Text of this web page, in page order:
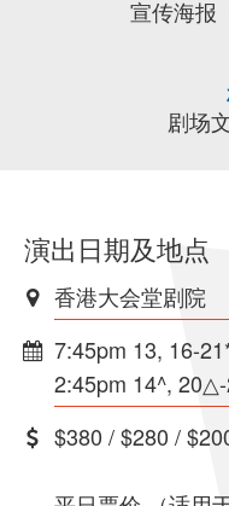
宣传海报
剧场
演出日期及地点
香港大会堂剧院
7:45pm 13, 16-
2:45pm 14^,
$380 / $280 /